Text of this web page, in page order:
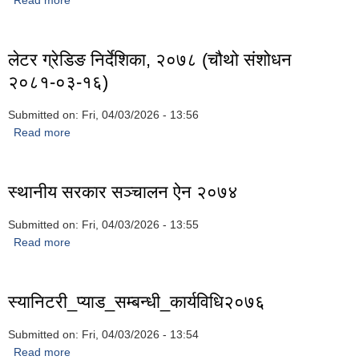
लेटर ग्रेडिङ निर्देशिका, २०७८ (चौथो संशोधन
२०८१-०३-१६)
Submitted on: Fri, 04/03/2026 - 13:56
Read more
स्थानीय सरकार सञ्‍चालन ऐन २०७४
Submitted on: Fri, 04/03/2026 - 13:55
Read more
स्यानिटरी_प्याड_सम्बन्धी_कार्यविधि२०७६
Submitted on: Fri, 04/03/2026 - 13:54
Read more